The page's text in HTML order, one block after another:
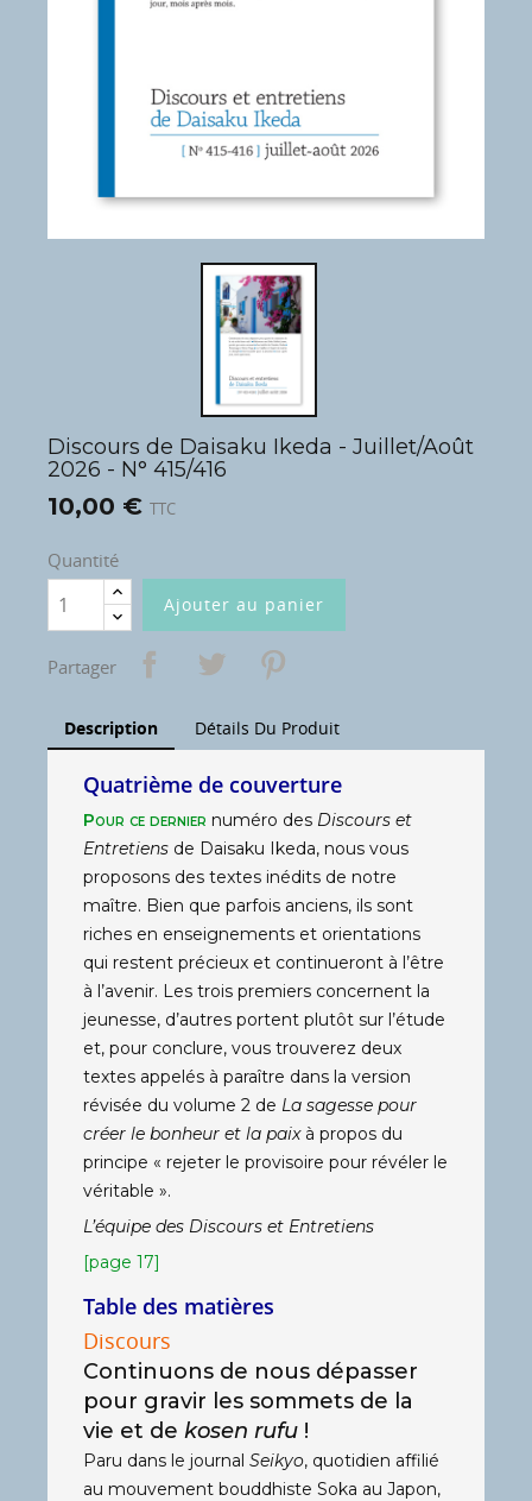
Discours de Daisaku Ikeda - Juillet/Août
2026 - N° 415/416
10,00 € TTC
Quantité
Ajouter au panier
Partager
Description Détails Du Produit
Quatrième de couverture
Pour ce dernier numéro des Discours et
Entretiens de Daisaku Ikeda, nous vous
proposons des textes inédits de notre
maître. Bien que parfois anciens, ils sont
riches en enseignements et orientations
qui restent précieux et continueront à l’être
à l’avenir. Les trois premiers concernent la
jeunesse, d’autres portent plutôt sur l’étude
et, pour conclure, vous trouverez deux
textes appelés à paraître dans la version
révisée du volume 2 de La sagesse pour
créer le bonheur et la paixà propos du
principe « rejeter le provisoire pour révéler le
véritable ».
L’équipe des Discours et Entretiens
[page 17]
Table des matières
Discours
Continuons de nous dépasser
pour gravir les sommets de la
vie et de kosen rufu !
Paru dans le journal Seikyo, quotidien affilié
au mouvement bouddhiste Soka au Japon,